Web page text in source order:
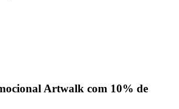
Artwalk com 10% de